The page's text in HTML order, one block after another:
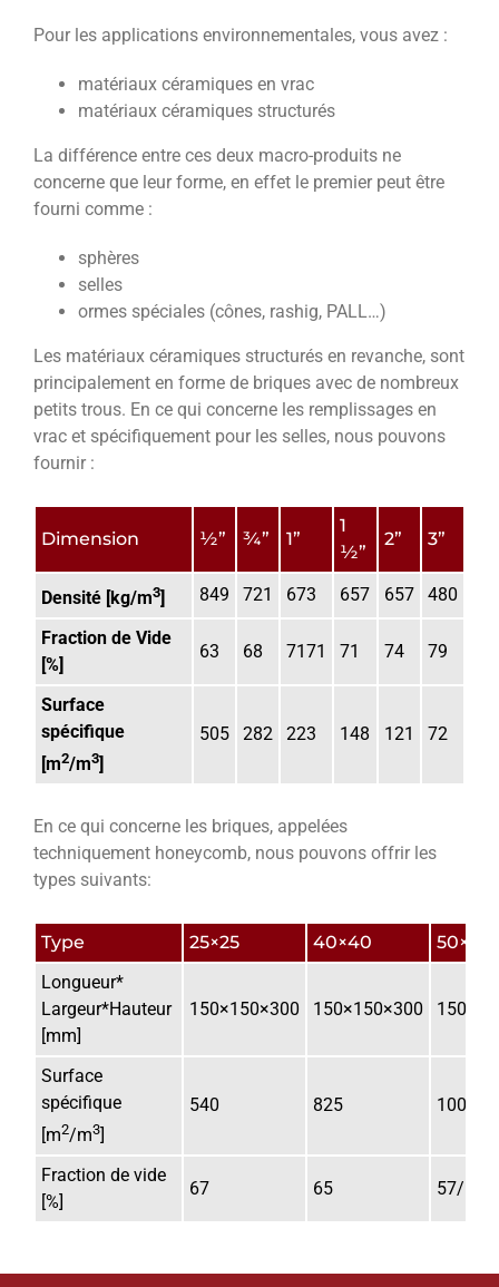
Pour les applications environnementales, vous avez :
matériaux céramiques en vrac
matériaux céramiques structurés
La différence entre ces deux macro-produits ne
concerne que leur forme, en effet le premier peut être
fourni comme :
sphères
selles
ormes spéciales (cônes, rashig, PALL…)
Les matériaux céramiques structurés en revanche, sont
principalement en forme de briques avec de nombreux
petits trous. En ce qui concerne les remplissages en
vrac et spécifiquement pour les selles, nous pouvons
fournir :
Dimension ½” ¾” 1”
1
½”
2” 3”
Densité [kg/m3] 849 721 673 657 657 480
Fraction de Vide
[%]
63 68 7171 71 74 79
Surface
spécifique
[m2/m3]
505 282 223 148 121 72
En ce qui concerne les briques, appelées
techniquement honeycomb, nous pouvons offrir les
types suivants:
Type 25×25 40×40
50×50
Longueur*
Largeur*Hauteur
[mm]
150×150×300 150×150×300
Surface
spécifique
[m2/m3]
540 825 1005
Fraction de vide
[%]
67 65 57/64